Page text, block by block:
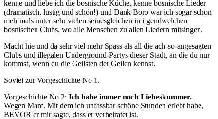
kenne und liebe ich die bosnische Küche, kenne bosnische Lieder
(dramatisch, lustig und schön!) und Dank Boro war ich sogar schon
mehrmals unter sehr vielen seinesgleichen in irgendwelchen
bosnischen Clubs, wo alle Menschen zu allen Liedern mitsingen.
Macht hie und da sehr viel mehr Spass als all die ach-so-angesagten
Clubs und illegalen Underground-Partys dieser Stadt, an die du nur
kommst, wenn du die Geilsten der Geilen kennst.
Soviel zur Vorgeschichte No 1.
Vorgeschichte No 2: Ich habe immer noch Liebeskummer.
Wegen Marc. Mit dem ich unfassbar schöne Stunden erlebt habe,
BEVOR er mir sagte, dass er verheiratet ist.